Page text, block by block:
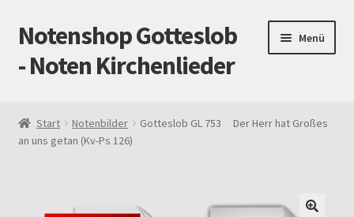
Zur
Navigation
springen
Zum
Inhalt
springen
Notenshop Gotteslob
- Noten Kirchenlieder
Menü
AGB
Start Notenbilder
Gotteslob GL 753 Der Herr hat Großes
an uns getan (Kv-Ps 126)